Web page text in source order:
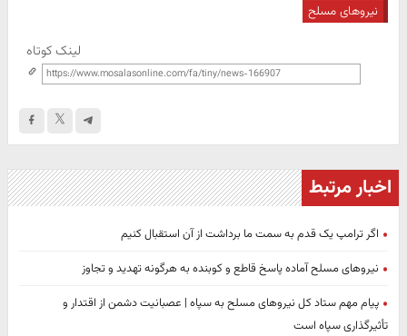
نیروهای مسلح
لینک کوتاه
اخبار مرتبط
اگر ترامپ یک قدم به سمت ما برداشت از آن استقبال کنیم
نیروهای مسلح آماده پاسخ قاطع و کوبنده به هرگونه تهدید و تجاوز
پیام مهم ستاد کل نیروهای مسلح به سپاه | عصبانیت دشمن از اقتدار و
تأثیرگذاری سپاه است